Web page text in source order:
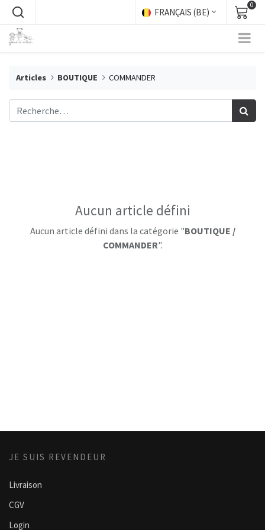
FRANÇAIS (BE)
0
Articles BOUTIQUE COMMANDER
Aucun article défini
Aucun article défini dans la catégorie "BOUTIQUE /
COMMANDER".
JE SUIS REVENDEUR
Livraison
CGV
Login